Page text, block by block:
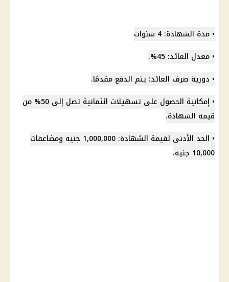
• مدة الشهادة: 4 سنوات
• معدل العائد: 45%.
• دورية صرف العائد: يتم الدفع مقدمًا.
• إمكانية الحصول على تسهيلات ائتمانية تصل إلى 50% من
قيمة الشهادة.
• الحد الأدنى لقيمة الشهادة: 1,000,000 جنيه ومضاعفات
10,000 جنيه.